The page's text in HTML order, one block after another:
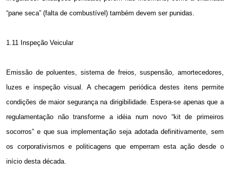
“pane seca” (falta de combustível) também devem ser punidas.
1.11 Inspeção Veicular
Emissão de poluentes, sistema de freios, suspensão, amortecedores,
luzes e inspeção visual. A checagem periódica destes itens permite
condições de maior segurança na dirigibilidade. Espera-se apenas que a
regulamentação não transforme a idéia num novo “kit de primeiros
socorros” e que sua implementação seja adotada definitivamente, sem
os corporativismos e politicagens que emperram esta ação desde o
início desta década.